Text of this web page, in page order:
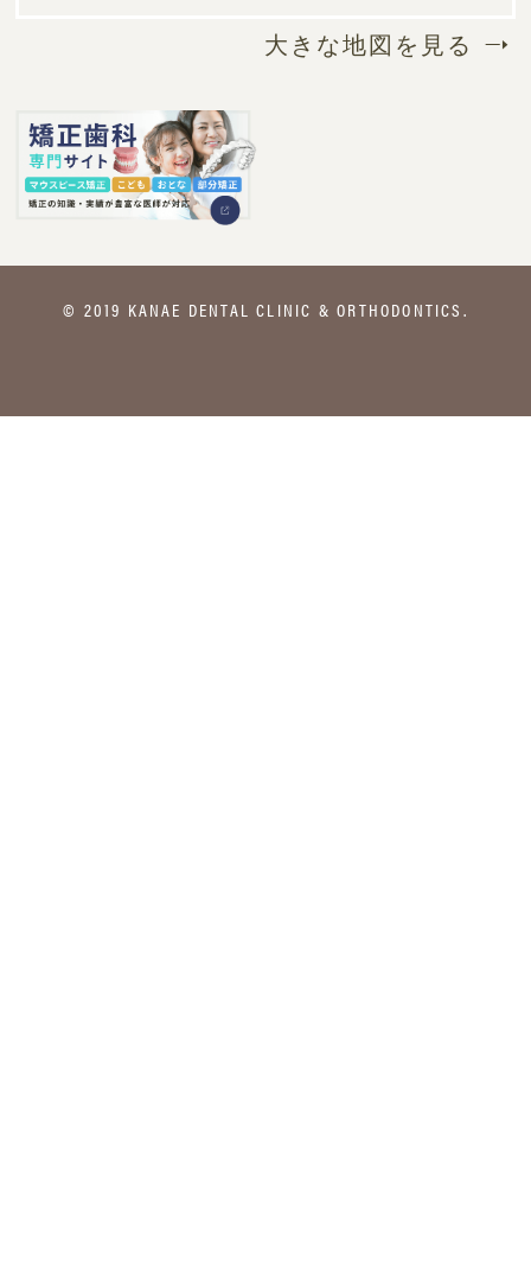
大きな地図を見る
© 2019 KANAE DENTAL CLINIC & ORTHODONTICS.